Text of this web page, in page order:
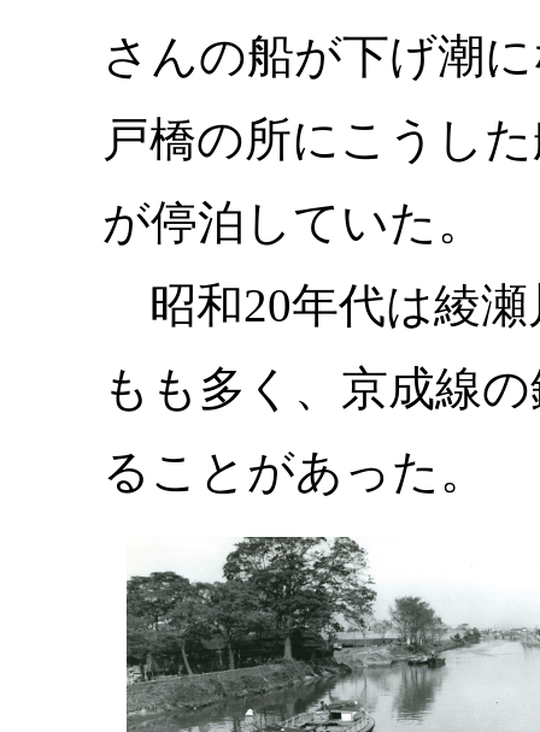
さんの船が下げ潮
戸橋の所にこうし
が停泊していた。
昭和20年代は綾瀬
もも多く、京成線
ることがあった。